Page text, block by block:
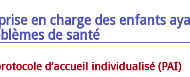
en charge des enfants
de santé
d’accueil individualisé (PAI)